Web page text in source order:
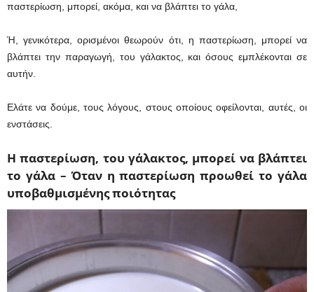
παστερίωση, μπορεί, ακόμα, και να βλάπτει το γάλα,
Ή, γενικότερα, ορισμένοι θεωρούν ότι, η παστερίωση, μπορεί να
βλάπτει την παραγωγή, του γάλακτος, και όσους εμπλέκονται σε
αυτήν.
Ελάτε να δούμε, τους λόγους, στους οποίους οφείλονται, αυτές, οι
ενστάσεις.
Η παστερίωση, του γάλακτος, μπορεί να βλάπτει
το γάλα – Όταν η παστερίωση προωθεί το γάλα
υποβαθμισμένης ποιότητας